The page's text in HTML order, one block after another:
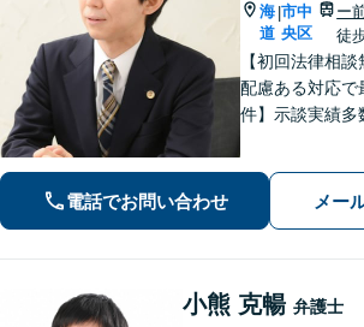
海
道
|市中
央区
ー
徒
【初回法律相
配慮ある対応で
件】示談実績多
経験あり。【
徒歩1分】
電話でお問い合わせ メー
小熊 克暢 弁護士